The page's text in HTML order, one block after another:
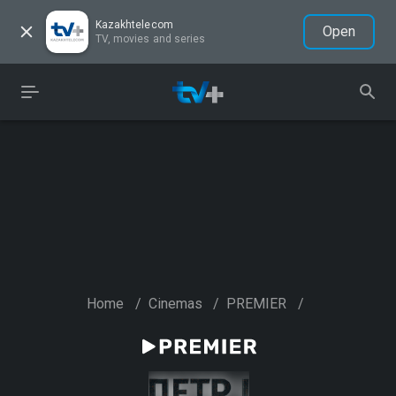
Kazakhtelecom
TV, movies and series
Open
Home / Cinemas / PREMIER /